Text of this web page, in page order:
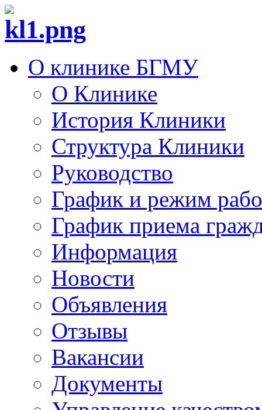
О клинике БГМУ
О Клинике
История Клиники
Структура Клиники
Руководство
График и режим
График приема
Информация
Новости
Объявления
Отзывы
Вакансии
Документы